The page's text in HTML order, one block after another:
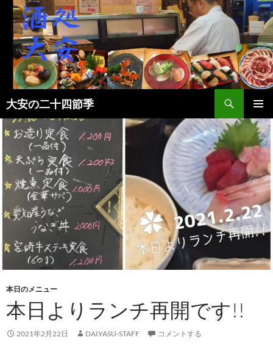
大安の二十四節季
検
索
メインメ
ニュー
ン
テ
ン
ツ
ス
ッ
本日のメニュー
本日よりランチ再開です!!
2021年2月22日 DAIYASU-STAFF コメントする